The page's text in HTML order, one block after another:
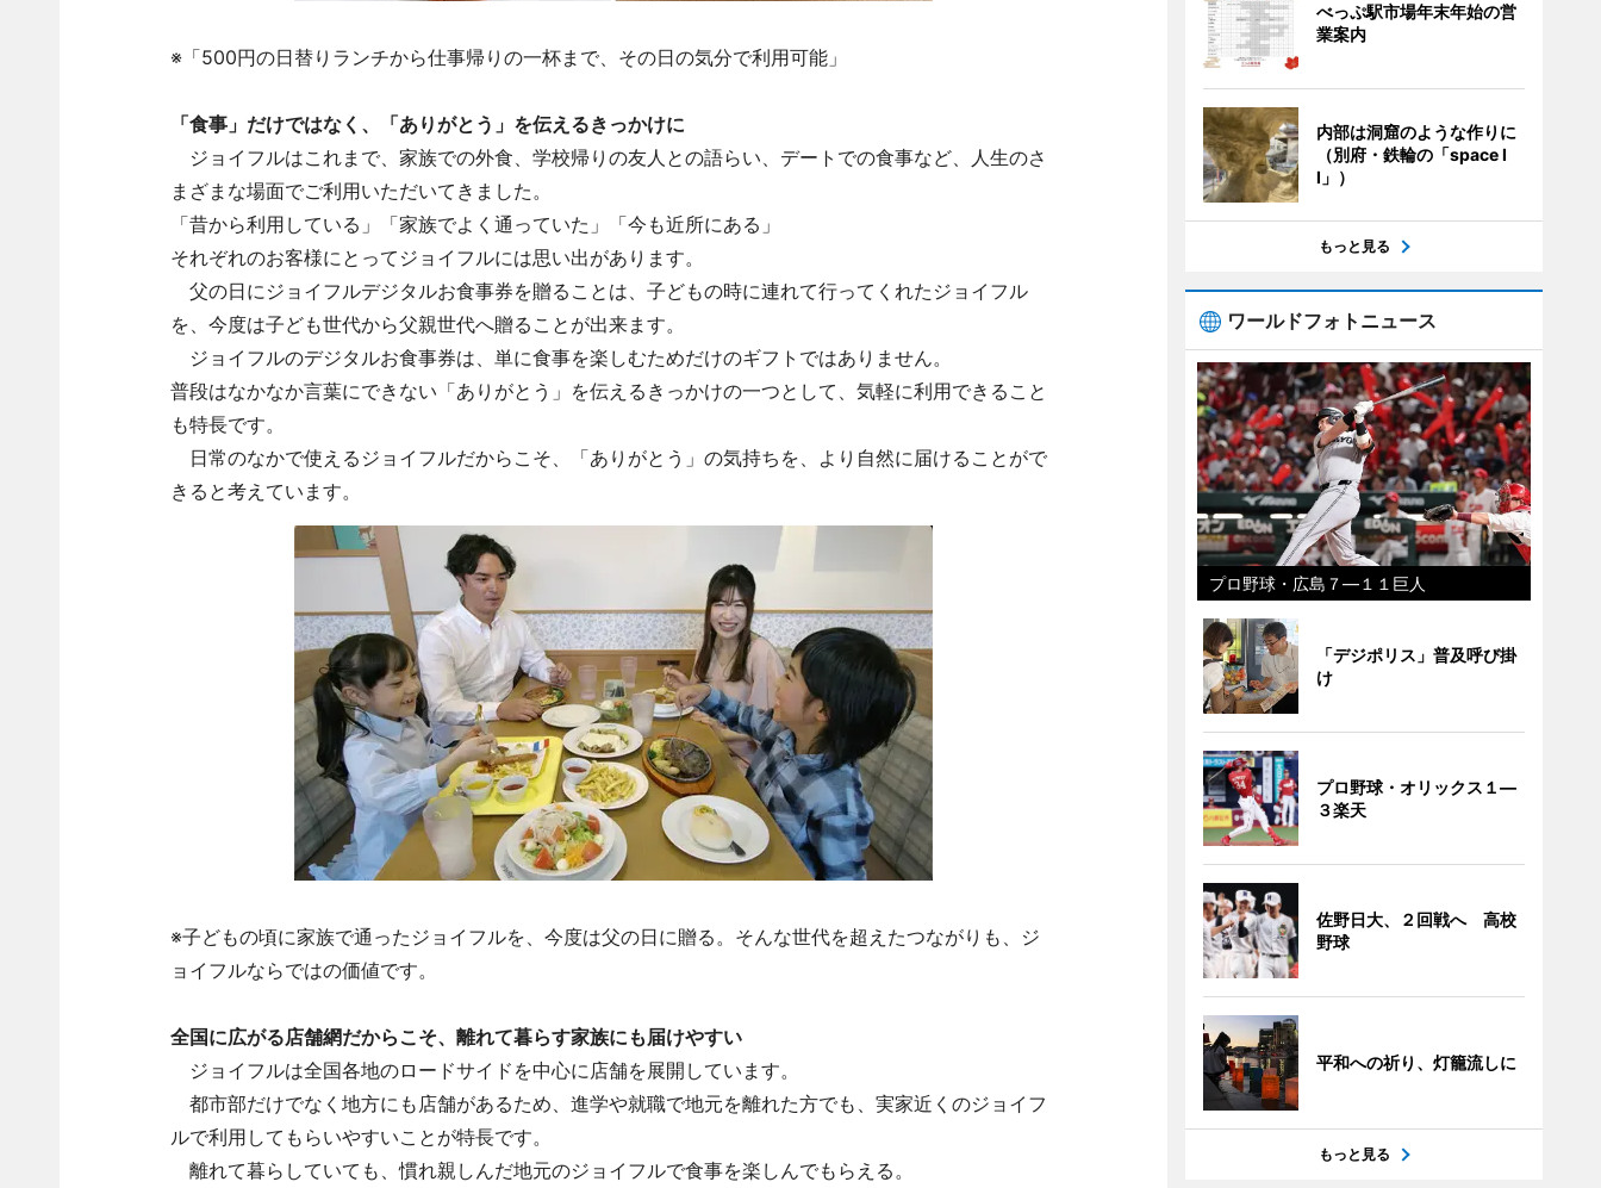
※「500円の日替りランチから仕事帰りの一杯まで、その日の気分で利用可能」
「食事」だけではなく、「ありがとう」を伝えるきっかけに
ジョイフルはこれまで、家族での外食、学校帰りの友人との語らい、デートでの食事など、人生のさ
まざまな場面でご利用いただいてきました。
「昔から利用している」「家族でよく通っていた」「今も近所にある」
それぞれのお客様にとってジョイフルには思い出があります。
父の日にジョイフルデジタルお食事券を贈ることは、子どもの時に連れて行ってくれたジョイフル
を、今度は子ども世代から父親世代へ贈ることが出来ます。
ジョイフルのデジタルお食事券は、単に食事を楽しむためだけのギフトではありません。
普段はなかなか言葉にできない「ありがとう」を伝えるきっかけの一つとして、気軽に利用できること
も特長です。
日常のなかで使えるジョイフルだからこそ、「ありがとう」の気持ちを、より自然に届けることがで
きると考えています。
※子どもの頃に家族で通ったジョイフルを、今度は父の日に贈る。そんな世代を超えたつながりも、ジ
ョイフルならではの価値です。
全国に広がる店舗網だからこそ、離れて暮らす家族にも届けやすい
ジョイフルは全国各地のロードサイドを中心に店舗を展開しています。
都市部だけでなく地方にも店舗があるため、進学や就職で地元を離れた方でも、実家近くのジョイフ
ルで利用してもらいやすいことが特長です。
離れて暮らしていても、慣れ親しんだ地元のジョイフルで食事を楽しんでもらえる。
べっぷ駅市場年末年始の営
業案内
内部は洞窟のような作りに
（別府・鉄輪の「space I
I」）
もっと見る
ワールドフォトニュース
プロ野球・広島７―１１巨人
「デジポリス」普及呼び掛
け
プロ野球・オリックス１―
３楽天
佐野日大、２回戦へ 高校
野球
平和への祈り、灯籠流しに
もっと見る